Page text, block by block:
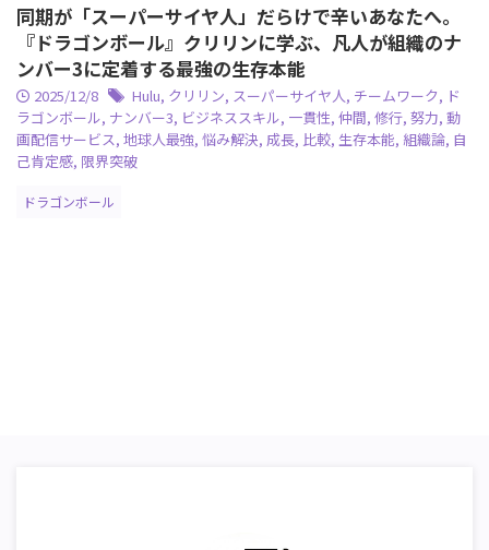
同期が「スーパーサイヤ人」だらけで辛いあなたへ。
『ドラゴンボール』クリリンに学ぶ、凡人が組織のナ
ンバー3に定着する最強の生存本能
2025/12/8 Hulu, クリリン, スーパーサイヤ人, チームワーク, ド
ラゴンボール, ナンバー3, ビジネススキル, 一貫性, 仲間, 修行, 努力, 動
画配信サービス, 地球人最強, 悩み解決, 成長, 比較, 生存本能, 組織論, 自
己肯定感, 限界突破
ドラゴンボール